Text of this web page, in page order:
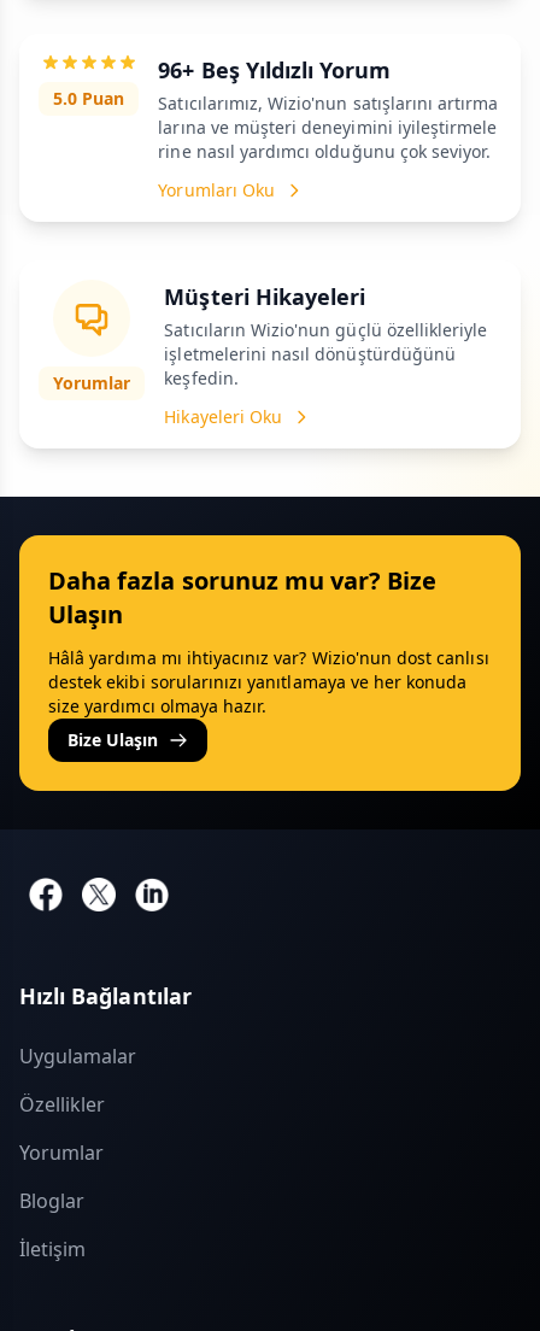
5.0 Puan
96+ Beş Yıldızlı Yorum
Satıcılarımız, Wizio'nun satışlarını artırma
larına ve müşteri deneyimini iyileştirmele
rine nasıl yardımcı olduğunu çok seviyor.
Yorumları Oku
Yorumlar
Müşteri Hikayeleri
Satıcıların Wizio'nun güçlü özellikleriyle
işletmelerini nasıl dönüştürdüğünü
keşfedin.
Hikayeleri Oku
Daha fazla sorunuz mu var? Bize
Ulaşın
Hâlâ yardıma mı ihtiyacınız var? Wizio'nun dost canlısı
destek ekibi sorularınızı yanıtlamaya ve her konuda
size yardımcı olmaya hazır.
Bize Ulaşın
Hızlı Bağlantılar
Uygulamalar
Özellikler
Yorumlar
Bloglar
İletişim